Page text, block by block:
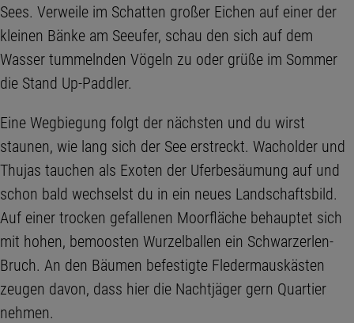
Sees. Verweile im Schatten großer Eichen auf einer der
kleinen Bänke am Seeufer, schau den sich auf dem
Wasser tummelnden Vögeln zu oder grüße im Sommer
die Stand Up-Paddler.
Eine Wegbiegung folgt der nächsten und du wirst
staunen, wie lang sich der See erstreckt. Wacholder und
Thujas tauchen als Exoten der Uferbesäumung auf und
schon bald wechselst du in ein neues Landschaftsbild.
Auf einer trocken gefallenen Moorfläche behauptet sich
mit hohen, bemoosten Wurzelballen ein Schwarzerlen-
Bruch. An den Bäumen befestigte Fledermauskästen
zeugen davon, dass hier die Nachtjäger gern Quartier
nehmen.